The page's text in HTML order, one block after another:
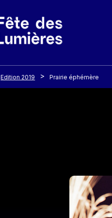
Edition 2019 Prairie éphémère